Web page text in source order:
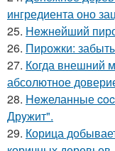
ингредиента оно
25. Heжнeйший
26. Пирожки:
27. Когда внешний
абсолютное
28. Heжеланные
Дрyжит".
29. Корица